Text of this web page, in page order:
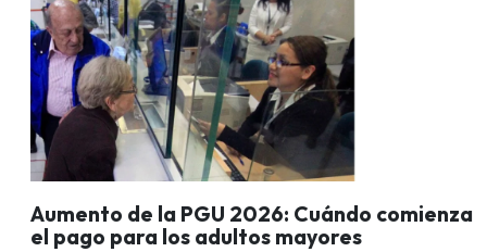
Aumento de la PGU 2026: Cuándo comienza
el pago para los adultos mayores